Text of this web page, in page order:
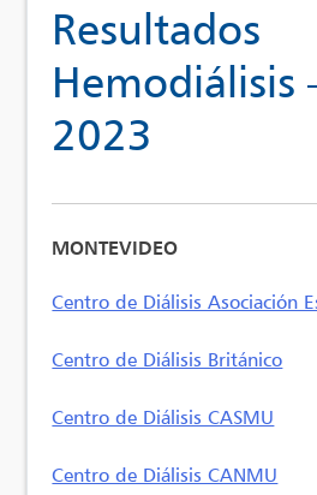
Resultados
Hemodiálisis
2023
MONTEVIDEO
Centro de Diálisis Asociación
Centro de Diálisis Británico
Centro de Diálisis CASMU
Centro de Diálisis CANMU